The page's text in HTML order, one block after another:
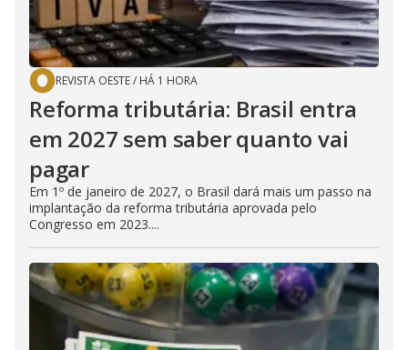
REVISTA OESTE/ HÁ 1 HORA
Reforma tributária: Brasil entra
em 2027 sem saber quanto vai
pagar
Em 1º de janeiro de 2027, o Brasil dará mais um passo na
implantação da reforma tributária aprovada pelo
Congresso em 2023....